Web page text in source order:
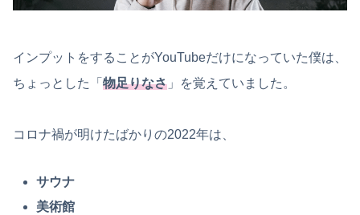
インプットをすることがYouTubeだけになっていた僕は、
ちょっとした「 物足りなさ 」を覚えていました。
コロナ禍が明けたばかりの2022年は、
サウナ
美術館